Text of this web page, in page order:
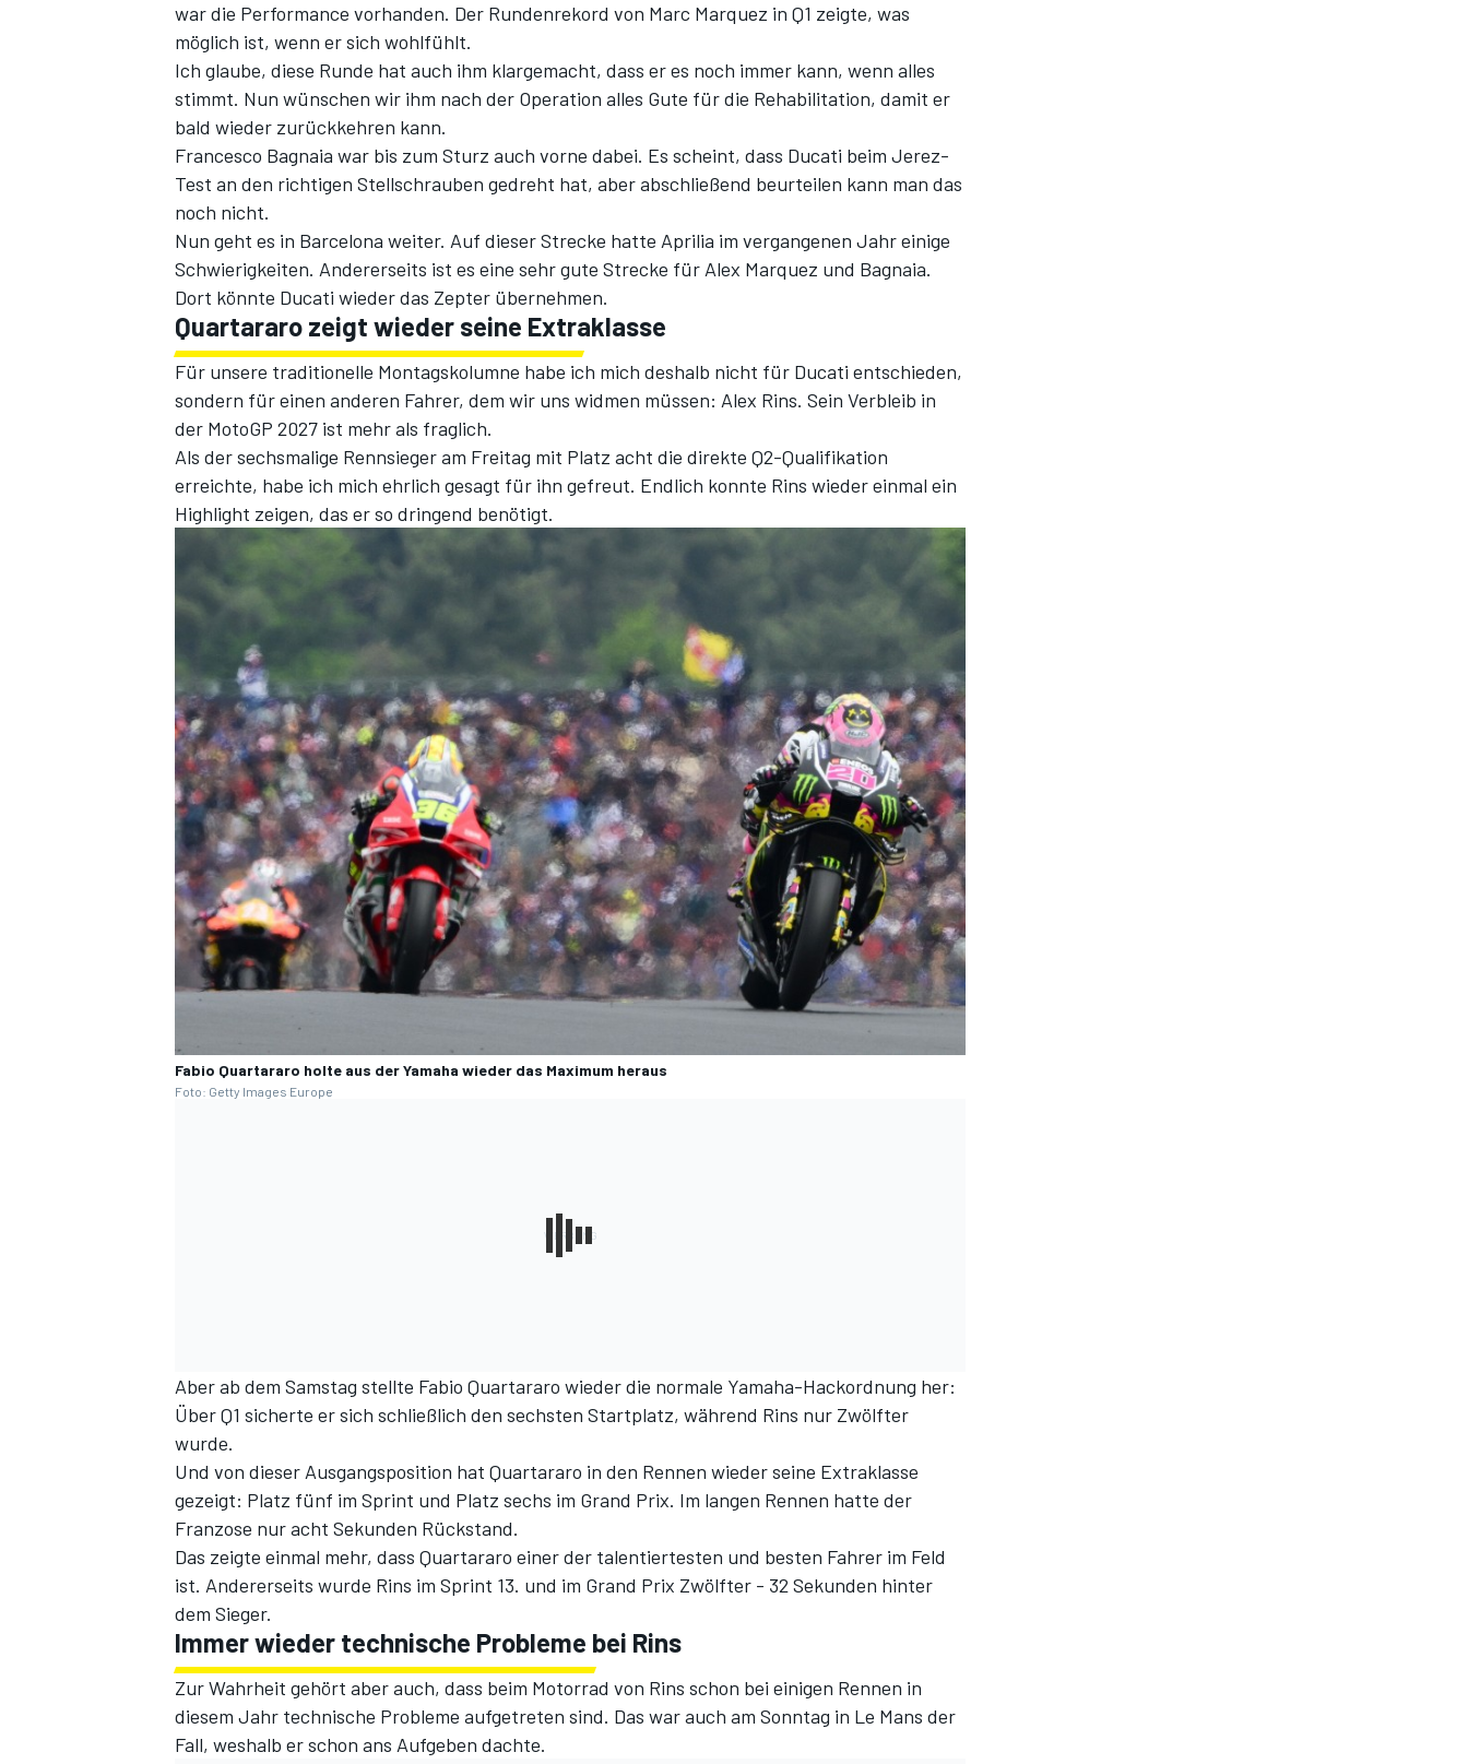
SPORTWAGEN
war die Performance vorhanden. Der Rundenrekord von Marc Marquez in Q1 zeigte, was
möglich ist, wenn er sich wohlfühlt.
Ich glaube, diese Runde hat auch ihm klargemacht, dass er es noch immer kann, wenn alles
stimmt. Nun wünschen wir ihm nach der Operation alles Gute für die Rehabilitation, damit er
bald wieder zurückkehren kann.
Francesco Bagnaia war bis zum Sturz auch vorne dabei. Es scheint, dass Ducati beim Jerez-
Test an den richtigen Stellschrauben gedreht hat, aber abschließend beurteilen kann man das
noch nicht.
Nun geht es in Barcelona weiter. Auf dieser Strecke hatte Aprilia im vergangenen Jahr einige
Schwierigkeiten. Andererseits ist es eine sehr gute Strecke für Alex Marquez und Bagnaia.
Dort könnte Ducati wieder das Zepter übernehmen.
Quartararo zeigt wieder seine Extraklasse
Für unsere traditionelle Montagskolumne habe ich mich deshalb nicht für Ducati entschieden,
sondern für einen anderen Fahrer, dem wir uns widmen müssen: Alex Rins. Sein Verbleib in
der MotoGP 2027 ist mehr als fraglich.
Als der sechsmalige Rennsieger am Freitag mit Platz acht die direkte Q2-Qualifikation
erreichte, habe ich mich ehrlich gesagt für ihn gefreut. Endlich konnte Rins wieder einmal ein
Highlight zeigen, das er so dringend benötigt.
Fabio Quartararo holte aus der Yamaha wieder das Maximum heraus
Foto: Getty Images Europe
Aber ab dem Samstag stellte Fabio Quartararo wieder die normale Yamaha-Hackordnung her:
Über Q1 sicherte er sich schließlich den sechsten Startplatz, während Rins nur Zwölfter
wurde.
Und von dieser Ausgangsposition hat Quartararo in den Rennen wieder seine Extraklasse
gezeigt: Platz fünf im Sprint und Platz sechs im Grand Prix. Im langen Rennen hatte der
Franzose nur acht Sekunden Rückstand.
Das zeigte einmal mehr, dass Quartararo einer der talentiertesten und besten Fahrer im Feld
ist. Andererseits wurde Rins im Sprint 13. und im Grand Prix Zwölfter - 32 Sekunden hinter
dem Sieger.
Immer wieder technische Probleme bei Rins
Zur Wahrheit gehört aber auch, dass beim Motorrad von Rins schon bei einigen Rennen in
diesem Jahr technische Probleme aufgetreten sind. Das war auch am Sonntag in Le Mans der
Fall, weshalb er schon ans Aufgeben dachte.